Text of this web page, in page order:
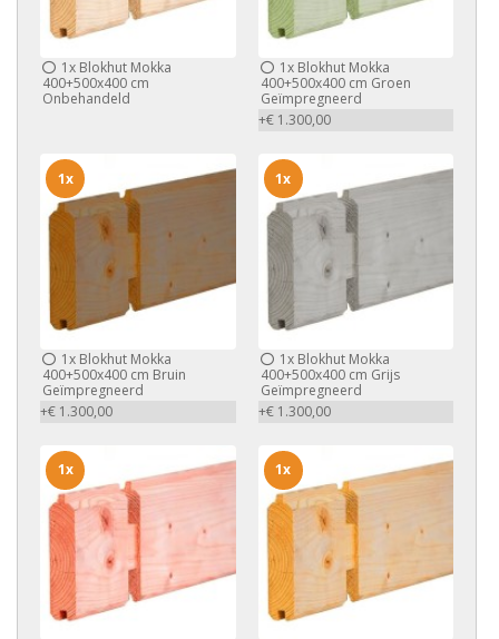
1x Blokhut Mokka
400+500x400 cm
Onbehandeld
1xBlokhut Mokka
400+500x400 cm Groen
Geïmpregneerd
+€ 1.300,00
1x Blokhut Mokka
400+500x400 cm Bruin
Geïmpregneerd
+€ 1.300,00
1x
1xBlokhut Mokka
400+500x400 cm Grijs
Geïmpregneerd
+€ 1.300,00
1x
1x 1x